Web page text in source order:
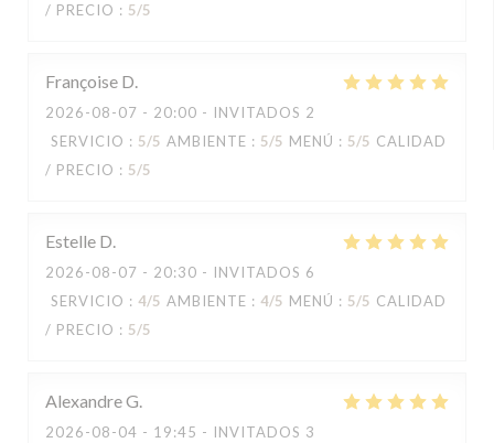
/ PRECIO : 5/5
Françoise D
2026-08-07 - 20:00 - INVITADOS 2
SERVICIO : 5/5 AMBIENTE : 5/5 MENÚ : 5/5 CALIDAD
/ PRECIO : 5/5
Estelle D
2026-08-07 - 20:30 - INVITADOS 6
SERVICIO : 4/5 AMBIENTE : 4/5 MENÚ : 5/5 CALIDAD
/ PRECIO : 5/5
AlexandreG
2026-08-04 - 19:45 - INVITADOS 3